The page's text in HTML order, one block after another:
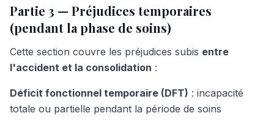
Partie 3 — Préjudices temporaires
(pendant la phase de soins)
Cette section couvre les préjudices subis entre
l'accident et la consolidation :
Déficit fonctionnel temporaire (DFT) : incapacité
totale ou partielle pendant la période de soins